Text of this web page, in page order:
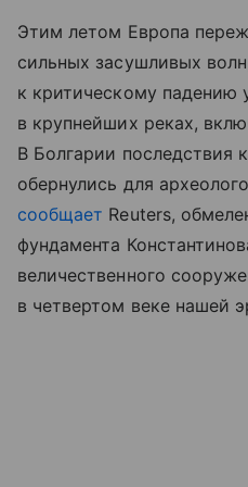
Этим летом Европа
сильных засушливых
к критическому падению
в крупнейших реках,
В Болгарии последствия
обернулись для
сообщает Reuters,
фундамента
величественного
в четвертом веке нашей